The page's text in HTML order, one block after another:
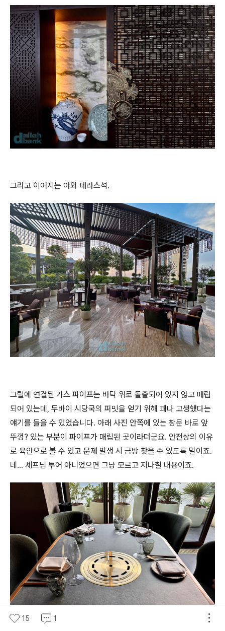
그리고 이어지는 야외 테라스석.
그릴에 연결된 가스 파이프는 바닥 위로 돌출되어 있지 않고 매립
되어 있는데, 두바이 시당국의 퍼밋을 얻기 위해 꽤나 고생했다는
얘기를 들을 수 있었습니다. 아래 사진 안쪽에 있는 창문 바로 앞
뚜껑? 있는 부분이 파이프가 매립된 곳이라더군요. 안전상의 이유
로 육안으로 볼 수 있고 문제 발생 시 금방 찾을 수 있도록 말이죠.
네... 셰프님 투어 아니었으면 그냥 모르고 지나칠 내용이죠.
15 1